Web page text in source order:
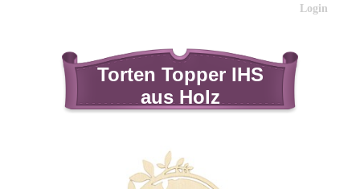
Login
Torten Topper IHS
aus Holz